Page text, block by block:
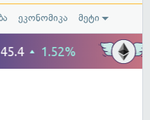
ეკონომიკა მეტი